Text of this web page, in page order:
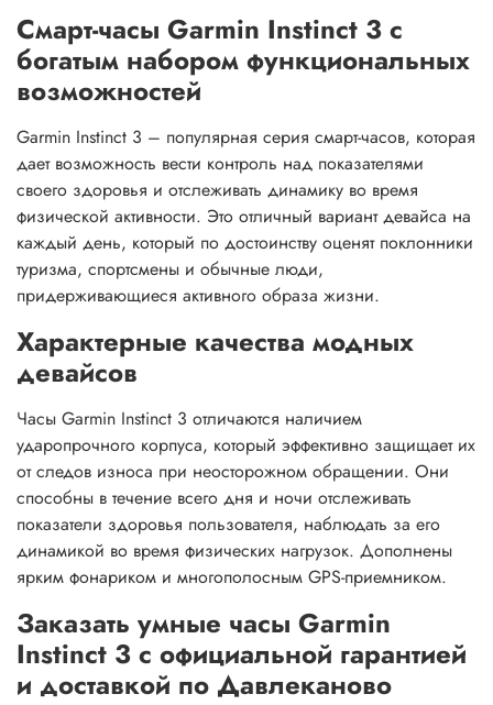
Смарт-часы Garmin Instinct 3 с
богатым набором функциональных
возможностей
Garmin Instinct 3 – популярная серия смарт-часов, которая
дает возможность вести контроль над показателями
своего здоровья и отслеживать динамику во время
физической активности. Это отличный вариант девайса на
каждый день, который по достоинству оценят поклонники
туризма, спортсмены и обычные люди,
придерживающиеся активного образа жизни.
Характерные качества модных
девайсов
Часы Garmin Instinct 3 отличаются наличием
ударопрочного корпуса, который эффективно защищает их
от следов износа при неосторожном обращении. Они
способны в течение всего дня и ночи отслеживать
показатели здоровья пользователя, наблюдать за его
динамикой во время физических нагрузок. Дополнены
ярким фонариком и многополосным GPS-приемником.
Заказать умные часы Garmin
Instinct 3 с официальной гарантией
и доставкой по Давлеканово